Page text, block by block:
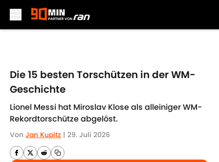
Die 15 besten Torschützen in der WM-
Geschichte
Lionel Messi hat Miroslav Klose als alleiniger WM-
Rekordtorschütze abgelöst.
Von Jan Kupitz | 29. Juli 2026